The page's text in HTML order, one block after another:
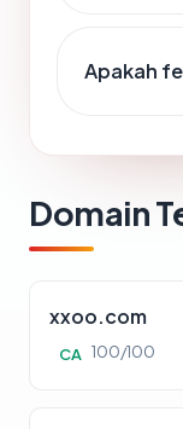
Apakah
Domain
xxoo.com
CA 100/100